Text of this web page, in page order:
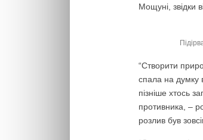
Мощуні, звідки
“Створити
спала на думку
пізніше хтось
противника, –
розлив був